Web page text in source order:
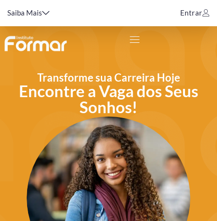
Saiba Mais Entrar
Transforme sua Carreira Hoje
Encontre a Vaga dos Seus
Sonhos!